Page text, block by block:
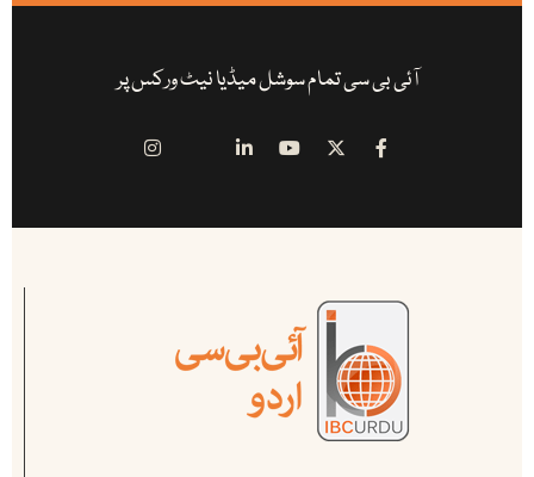
آئی بی سی تمام سوشل میڈیا نیٹ ورکس پر